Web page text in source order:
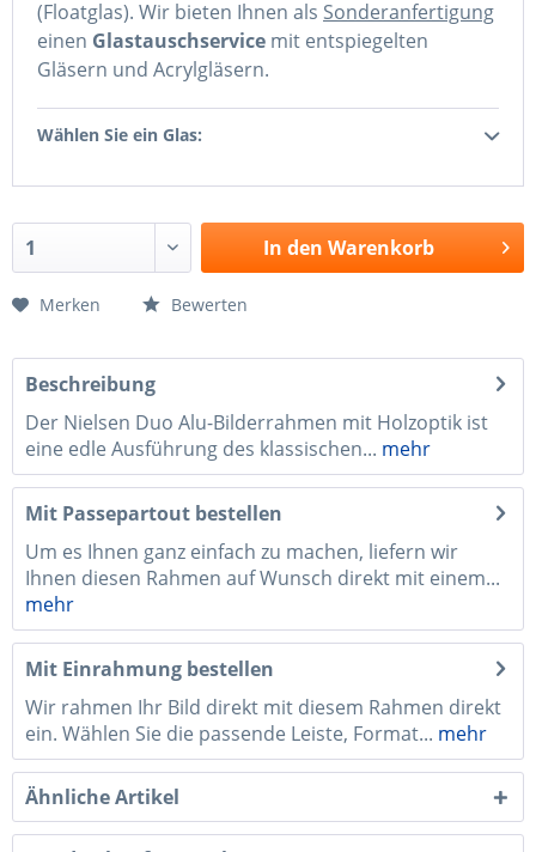
(Floatglas). Wir bieten Ihnen als Sonderanfertigung
einen Glastauschservice mit entspiegelten
Gläsern und Acrylgläsern.
Wählen Sie ein Glas:
In den Warenkorb
Merken Bewerten
Beschreibung
Der Nielsen Duo Alu-Bilderrahmen mit Holzoptik ist
eine edle Ausführung des klassischen... mehr
Mit Passepartout bestellen
Um es Ihnen ganz einfach zu machen, liefern wir
Ihnen diesen Rahmen auf Wunsch direkt mit einem...
mehr
Mit Einrahmung bestellen
Wir rahmen Ihr Bild direkt mit diesem Rahmen direkt
ein. Wählen Sie die passende Leiste, Format... mehr
Ähnliche Artikel